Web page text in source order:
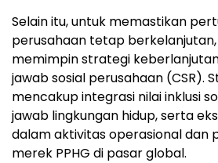
Selain itu, untuk memastikan
perusahaan tetap berkelanjutan,
memimpin strategi
jawab sosial perusahaan (CSR).
mencakup integrasi nilai inklusi
jawab lingkungan hidup, serta
dalam aktivitas operasional dan
merek PPHG di pasar global.